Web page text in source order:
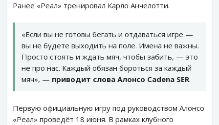
Ранее «Реал» тренировал Карло Анчелотти.
«Если вы не готовы бегать и отдаваться игре —
вы не будете выходить на поле. Имена не важны.
Просто стоять и ждать мяч, чтобы забить, — это
не про нас. Каждый обязан бороться за каждый
мяч», — приводит слова Алонсо Cadena SER.
Первую официальную игру под руководством Алонсо
«Реал» проведёт 18 июня. В рамках клубного